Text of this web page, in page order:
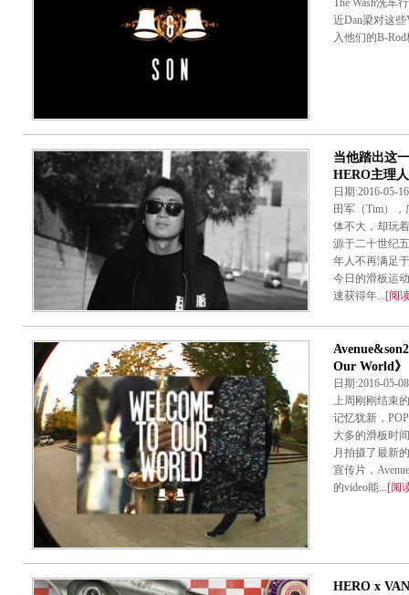
The Wash洗车
近Dan梁对这
入他们的B-
当他踏出这
HERO主理
日期:2016-
田军（Tim）
体不大，却玩
源于二十世纪
年人不再满足
今日的滑板运
速获得年...[阅
Our World》
日期:2016-
上周刚刚结束
记忆犹新，
大多的滑板时
月拍摄了最新
宣传片，
的video能...[阅
HERO x